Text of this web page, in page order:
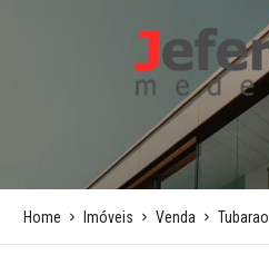
Home Imóveis Venda Tubarao